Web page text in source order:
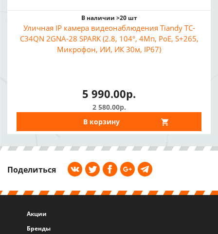
В наличии >20 шт
Уличная IP камера видеонаблюдения Tiandy TC-
C34QN 2GNA-28 SPARK (2.8, 104°, 4Мп, PoE, S+265,
Микрофон, ИИ, ИК 30м, IP67)
5 990.00р.
2 580.00р.
В корзину
Поделиться
Акции
Бренды